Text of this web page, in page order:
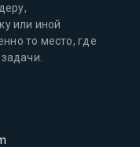
или иной
то место, где